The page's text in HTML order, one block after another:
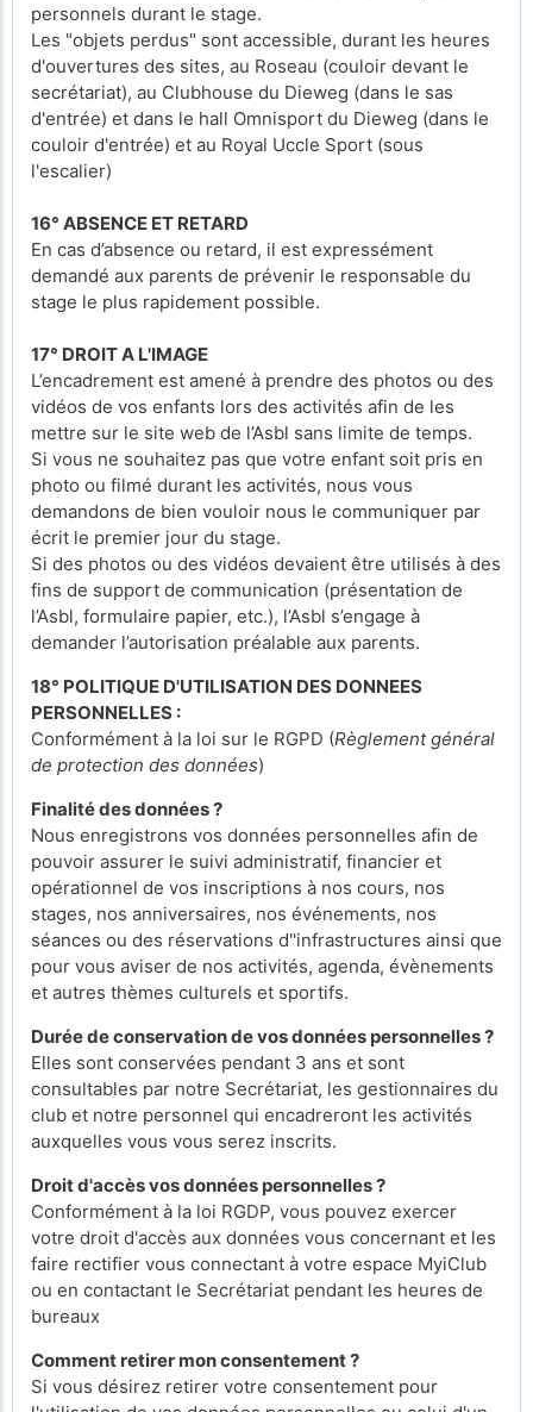
personnels durant le stage.
Les "objets perdus" sont accessible, durant les heures
d'ouvertures des sites, au Roseau (couloir devant le
secrétariat), au Clubhouse du Dieweg (dans le sas
d'entrée) et dans le hall Omnisport du Dieweg (dans le
couloir d'entrée) et au Royal Uccle Sport (sous
l'escalier)
16° ABSENCE ET RETARD
En cas d’absence ou retard, il est expressément
demandé aux parents de prévenir le responsable du
stage le plus rapidement possible.
17° DROIT A L'IMAGE
L’encadrement est amené à prendre des photos ou des
vidéos de vos enfants lors des activités afin de les
mettre sur le site web de l’Asbl sans limite de temps.
Si vous ne souhaitez pas que votre enfant soit pris en
photo ou filmé durant les activités, nous vous
demandons de bien vouloir nous le communiquer par
écrit le premier jour du stage.
Si des photos ou des vidéos devaient être utilisés à des
fins de support de communication (présentation de
l’Asbl, formulaire papier, etc.), l’Asbl s’engage à
demander l’autorisation préalable aux parents.
18° POLITIQUE D'UTILISATION DES DONNEES
PERSONNELLES :
Conformément à la loi sur le RGPD (Règlement général
de protection des données)
Finalité des données ?
Nous enregistrons vos données personnelles afin de
pouvoir assurer le suivi administratif, financier et
opérationnel de vos inscriptions à nos cours, nos
stages, nos anniversaires, nos événements, nos
séances ou des réservations d''infrastructures ainsi que
pour vous aviser de nos activités, agenda, évènements
et autres thèmes culturels et sportifs.
Durée de conservation de vos données personnelles ?
Elles sont conservées pendant 3 ans et sont
consultables par notre Secrétariat, les gestionnaires du
club et notre personnel qui encadreront les activités
auxquelles vous vous serez inscrits.
Droit d'accès vos données personnelles ?
Conformément à la loi RGDP, vous pouvez exercer
votre droit d'accès aux données vous concernant et les
faire rectifier vous connectant à votre espace MyiClub
ou en contactant le Secrétariat pendant les heures de
bureaux
Comment retirer mon consentement ?
Si vous désirez retirer votre consentement pour